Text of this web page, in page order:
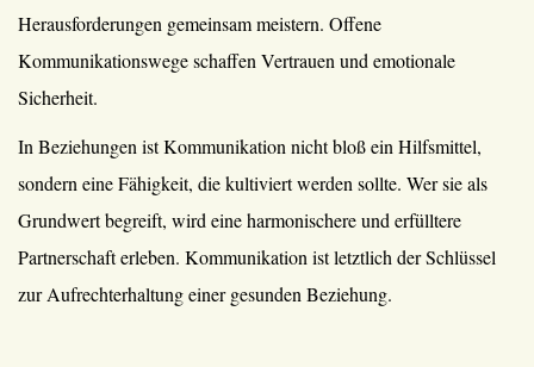
Herausforderungen gemeinsam meistern. Offene
Kommunikationswege schaffen Vertrauen und emotionale
Sicherheit.
In Beziehungen ist Kommunikation nicht bloß ein Hilfsmittel,
sondern eine Fähigkeit, die kultiviert werden sollte. Wer sie als
Grundwert begreift, wird eine harmonischere und erfülltere
Partnerschaft erleben. Kommunikation ist letztlich der Schlüssel
zur Aufrechterhaltung einer gesunden Beziehung.